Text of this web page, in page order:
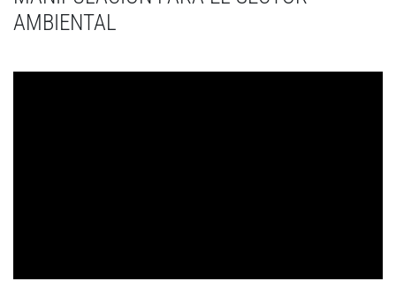
AMBIENTAL